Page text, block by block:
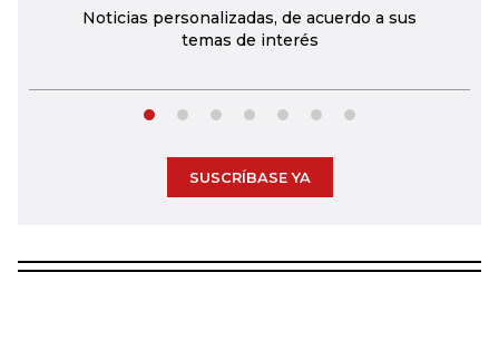
Noticias personalizadas, de acuerdo a sus
temas de interés
SUSCRÍBASE YA